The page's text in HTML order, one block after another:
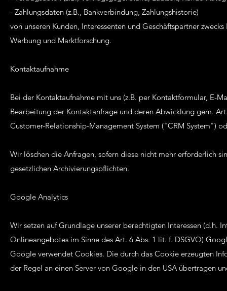
- Zahlungsdaten (z.B., Bankverbindung, Zahlungshistorie)
von unseren Kunden, Interessenten und Geschäftspartner
Werbung und Marktforschung.
Kontaktaufnahme
Bei der Kontaktaufnahme mit uns (z.B. per Kontaktformular, E-
Bearbeitung der Kontaktanfrage und deren Abwicklung gem.
Customer-Relationship-Management System ("CRM System")
Wir löschen die Anfragen, sofern diese nicht mehr erforderlich
gesetzlichen Archivierungspflichten.
Google Analytics
Wir setzen auf Grundlage unserer berechtigten Interessen (d.h.
Onlineangebotes im Sinne des Art. 6 Abs. 1 lit. f. DSGVO)
Google verwendet Cookies. Die durch das Cookie erzeugten
der Regel an einen Server von Google in den USA übertragen